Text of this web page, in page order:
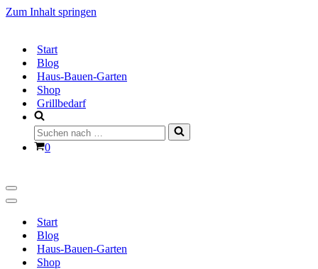
Zum Inhalt springen
Start
Blog
Haus-Bauen-Garten
Shop
Grillbedarf
Suchen
nach …
Warenkorb
0
Navigationsmenü
Navigationsmenü
Start
Blog
Haus-Bauen-Garten
Shop